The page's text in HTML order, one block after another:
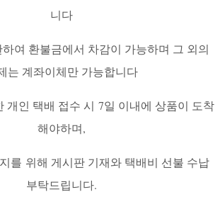
니다
여 환불금에서 차감이 가능하며 그 외의
는 계좌이체만 가능합니다
개인 택배 접수 시 7일 이내에 상품이 도착
해야하며,
를 위해 게시판 기재와 택배비 선불 수납
부탁드립니다.